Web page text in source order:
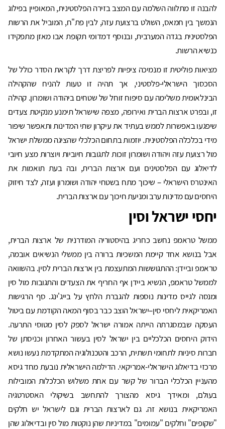
להבנה זו מתלווה השלמה עם המצב בזירה הפלסטינית, המאופיין בפילוג
הנמשך בין חמאס, השולט ברצועת עזה, לבין פת"ח, המוביל את הרשות
הפלסטינית בגדה המערבית, ובנוסף דמדומי תקופת אבו מאזן מתפקידו
כנשיא הרשות.
מציאות פוליטית זו מנמיכה ציפיות לפריצת דרך לקראת הסדר כולל של
הסכסוך הישראלי-פלסטיני, אך תהיה זו טעות להניח שהקהילה
הבינלאומית משלימה עם סיפוח זוחל של שטחים ביהודה ושומרון. קהילה
זו, ובפרט ארצות הברית ואירופה, מצפה שישראל תימנע מנקיטת צעדים
שיפגעו באפשרות לממש בעתיד את עיקרון שתי המדינות ותאפשר שיפור
מידי בכלכלה הפלסטינית. יוזמות בתחום הכלכלי שהציגה ממשלת ישראל
מול רצועת עזה ויהודה ושומרון זוכות לתגובות חיוביות ויוצרות מצע חיובי
לדיאלוג עם הפלסטינים ועם ארצות הברית, ובה בעת תואמות את
האינטרס הישראלי – שיכוך מתח בשטחי יהודה ושומרון ועזה, לצד חיזוק
היחסים עם מדינות ערב ומניעת חיכוך עם ארצות הברית.
יחסי ישראל וסין
ממשל טראמפ נחשב כחריג בהיסטוריה המודרנית של ארצות הברית,
אבל בנושא אחד קיימת המשכיות ברורה בין ממשלי הנשיאים אובמה,
טראמפ וביידן: ההתגוששות המתעצמת בין ארצות הברית לסין. בהשוואה
לממשל טראמפ, הנשיא ביידן אף החריף את הצעדים והתגובות מול סין
ומנסה לגייס מדינות נוספות להגברת הלחץ על בייג'ינג. סף הרגישות
האמריקאית ליחסי סין–ישראל הוצב כבר בסוף המאה הקודמת עם ביטול
העסקה שבמסגרתה הייתה אמורה ישראל לספק לסין מטוסי התרעה.
הידוק היחסים הכלכליים בין ישראל לסין בעשור האחרון וכניסתן של
חברות סיניות לתחומי תשתית, הרכב והטכנולוגיה המתקדמת נעשו נושא
מרכזי בדיאלוג הישראלי-אמריקאי. הדילמה הישראלית נובעת מחד גיסא
מהעניין הכלכלי הברור של קשר עם אחת משלוש הכלכלות המובילות
בעולם, ומאידך גיסא מהצורך להתחשב בשיקולי האסטרטגיה
האמריקאית בנושא זה. גם לארצות הברית וגם לישראל יש חלקים
"שקופים" וחלקים "עמומים" במדיניות שהן נוקטות מול סין ובדיאלוג שהן